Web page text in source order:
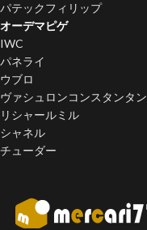
パテックフィリップ
オーデマピゲ
IWC
パネライ
ウブロ
ヴァシュロンコンスタンタン
リシャールミル
シャネル
チューダー